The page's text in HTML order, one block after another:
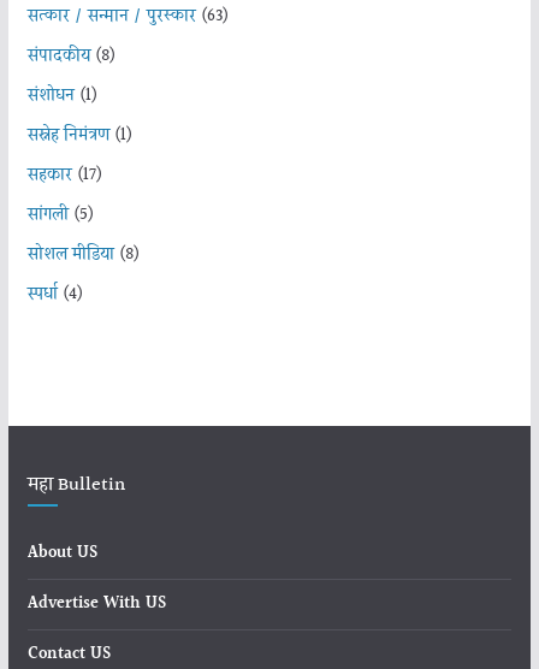
सत्कार / सन्मान / पुरस्कार(63)
संपादकीय(8)
संशोधन(1)
सस्नेह निमंत्रण(1)
सहकार(17)
सांगली(5)
सोशल मीडिया(8)
स्पर्धा(4)
महा Bulletin
About US
Advertise With US
Contact US